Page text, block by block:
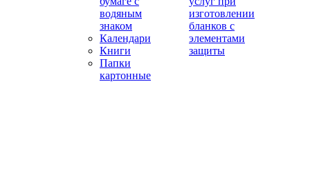
водяным
знаком
Календари
Книги
Папки
картонные
изготовлении
бланков с
элементами
защиты